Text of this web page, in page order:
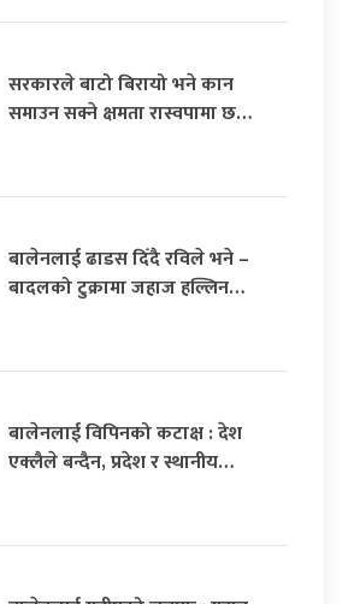
सरकारले बाटो बिरायो भने कान
समाउन सक्ने क्षमता रास्वपामा छ…
बालेनलाई ढाडस दिँदै रविले भने –
बादलको टुक्रामा जहाज हल्लिन…
बालेनलाई विपिनको कटाक्ष : देश
एक्लैले बन्दैन, प्रदेश र स्थानीय…